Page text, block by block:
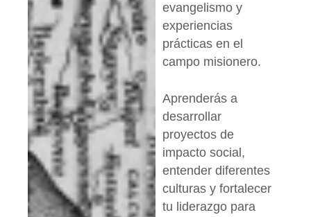
evangelismo y
experiencias
prácticas en el
campo misionero.
Aprenderás a
desarrollar
proyectos de
impacto social,
entender diferentes
culturas y fortalecer
tu liderazgo para